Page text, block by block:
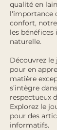
qualité en
l'importance
confort,
les
naturelle.
Découvrez
pour en
matière
s’intègre
respectueux
Explorez le
pour des
informatifs.